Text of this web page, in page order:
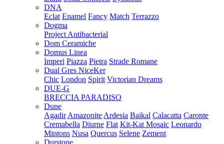
DNA
Eclat Enamel Fancy Match Terrazzo
Dogma
Project Antibacterial
Dom Ceramiche
Domus Linea
Imperi Piazza Pietra Strade Romane
Dual Gres NiceKer
Chic London Spirit Victorian Dreams
DUE-G
BRECCIA PARADISO
Dune
Agadir Amazonite Ardesia Baikal Calacatta Caronte
Cremabella Diurne Flat Kit-Kat Mosaic Leonardo
Mintons Nusa Quercus Selene Zement